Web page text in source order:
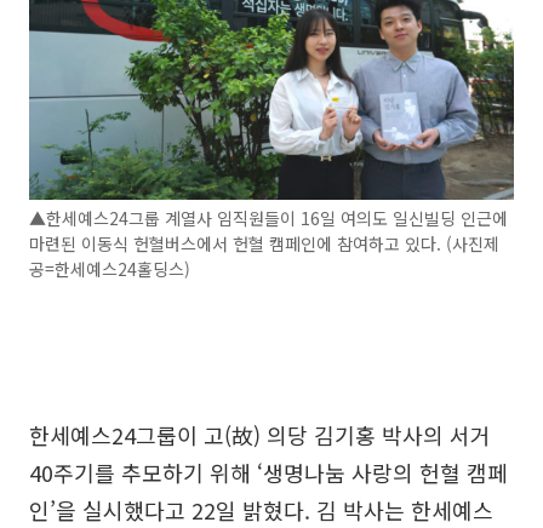
▲한세예스24그룹 계열사 임직원들이 16일 여의도 일신빌딩 인근에
마련된 이동식 헌혈버스에서 헌혈 캠페인에 참여하고 있다. (사진제
공=한세예스24홀딩스)
한세예스24그룹이 고(故) 의당 김기홍 박사의 서거
40주기를 추모하기 위해 ‘생명나눔 사랑의 헌혈 캠페
인’을 실시했다고 22일 밝혔다. 김 박사는 한세예스